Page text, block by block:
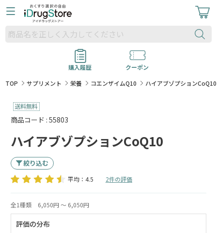
購入履歴
クーポン
TOP
サプリメント 栄養 コエンザイムQ10 ハイアブゾプションCoQ10
商品コード : 55803
ハイアブゾプションCoQ10
絞り込む
平均：4.5 2件の評価
全1種類 6,050円 ～ 6,050円
評価の分布